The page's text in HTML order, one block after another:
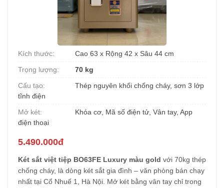
Kích thước:
Cao 63 x Rộng 42 x Sâu 44 cm
Trọng lượng:
70 kg
Cấu tạo:
Thép nguyên khối chống cháy, sơn 3 lớp
tĩnh điện
Mở két:
Khóa cơ, Mã số điện tử, Vân tay, App
điện thoại
5.490.000đ
Két sắt việt tiệp BO63FE Luxury màu gold với 70kg thép
chống cháy, là dòng két sắt gia đình – văn phòng bán chạy
nhất tại Cổ Nhuế 1, Hà Nội. Mở két bằng vân tay chỉ trong